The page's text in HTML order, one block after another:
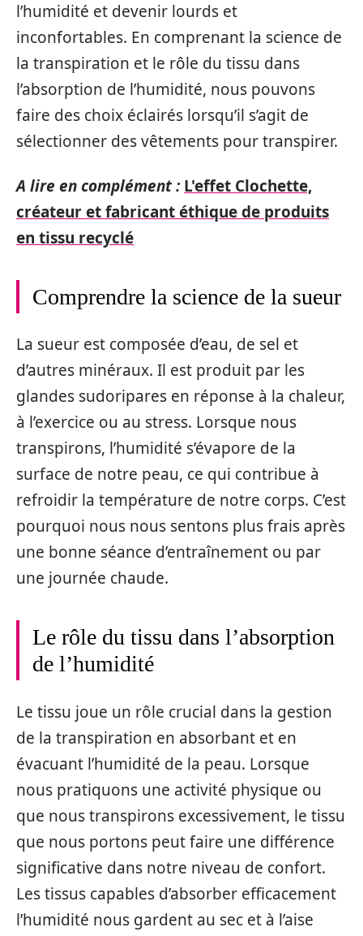
l’humidité et devenir lourds et
inconfortables. En comprenant la science de
la transpiration et le rôle du tissu dans
l’absorption de l’humidité, nous pouvons
faire des choix éclairés lorsqu’il s’agit de
sélectionner des vêtements pour transpirer.
A lire en complément : L'effet Clochette,
créateur et fabricant éthique de produits
en tissu recyclé
Comprendre la science de la sueur
La sueur est composée d’eau, de sel et
d’autres minéraux. Il est produit par les
glandes sudoripares en réponse à la chaleur,
à l’exercice ou au stress. Lorsque nous
transpirons, l’humidité s’évapore de la
surface de notre peau, ce qui contribue à
refroidir la température de notre corps. C’est
pourquoi nous nous sentons plus frais après
une bonne séance d’entraînement ou par
une journée chaude.
Le rôle du tissu dans l’absorption
de l’humidité
Le tissu joue un rôle crucial dans la gestion
de la transpiration en absorbant et en
évacuant l’humidité de la peau. Lorsque
nous pratiquons une activité physique ou
que nous transpirons excessivement, le tissu
que nous portons peut faire une différence
significative dans notre niveau de confort.
Les tissus capables d’absorber efficacement
l’humidité nous gardent au sec et à l’aise